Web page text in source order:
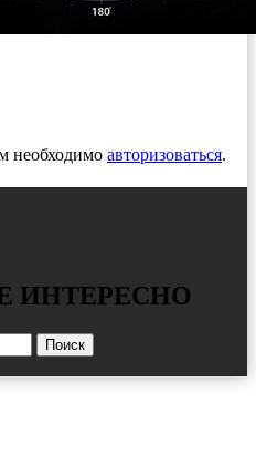
необходимо авторизоваться.
ИНТЕРЕСНО